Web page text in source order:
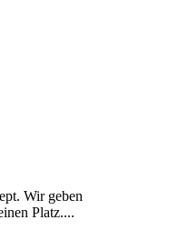
Wir geben
Platz....